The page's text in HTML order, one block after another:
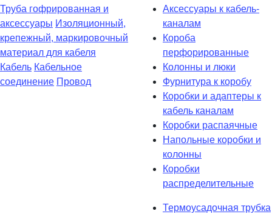
Труба гофрированная и
аксессуары Изоляционный,
крепежный, маркировочный
материал для кабеля
Кабель Кабельное
соединение Провод
Аксессуары к кабель-
каналам
Короба
перфорированные
Колонны и люки
Фурнитура к коробу
Коробки и адаптеры к
кабель каналам
Коробки распаячные
Напольные коробки и
колонны
Коробки
распределительные
Термоусадочная трубка